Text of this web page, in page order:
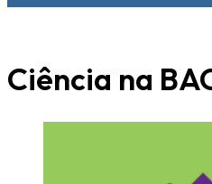
Ciência na